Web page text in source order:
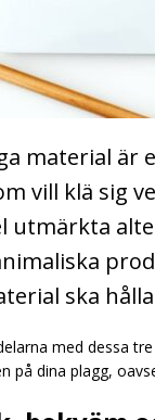
material är
vill klä sig
utmärkta
ska
med dessa
på dina plagg,